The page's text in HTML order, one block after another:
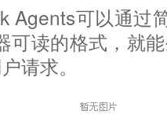
Agents可以通过
可读的格式，就
请求。